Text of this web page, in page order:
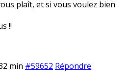
plaît, et si vous voulez bien
!!
min #59652 Répondre